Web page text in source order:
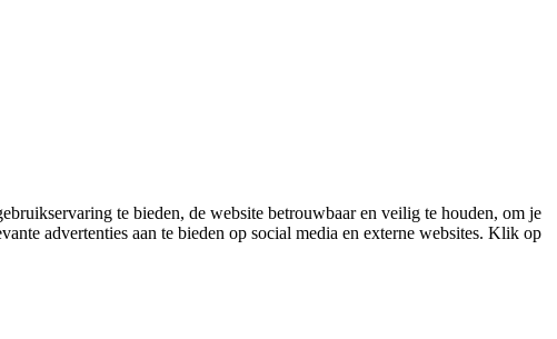
te bieden, de website betrouwbaar en veilig te houden, om je
advertenties aan te bieden op social media en externe websites. Klik op